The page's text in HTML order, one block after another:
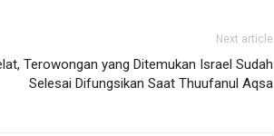
Next article
Terowongan yang Ditemukan Israel Sudah
Selesai Difungsikan Saat Thuufanul Aqsa